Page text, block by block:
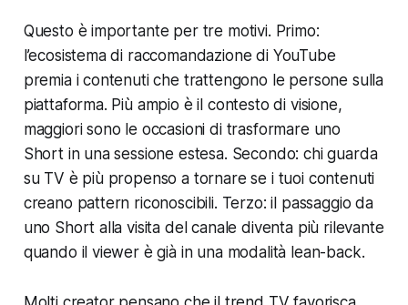
Questo è importante per tre motivi. Primo:
l’ecosistema di raccomandazione di YouTube
premia i contenuti che trattengono le persone sulla
piattaforma. Più ampio è il contesto di visione,
maggiori sono le occasioni di trasformare uno
Short in una sessione estesa. Secondo: chi guarda
su TV è più propenso a tornare se i tuoi contenuti
creano pattern riconoscibili. Terzo: il passaggio da
uno Short alla visita del canale diventa più rilevante
quando il viewer è già in una modalità lean-back.